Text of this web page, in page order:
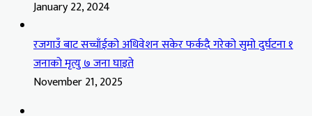
January 22, 2024
रजगाउँ बाट सच्चाँईको अधिवेशन सकेर फर्कदै गरेको सुमो दुर्घटना १
जनाको मृत्यु ७ जना घाइते
November 21, 2025